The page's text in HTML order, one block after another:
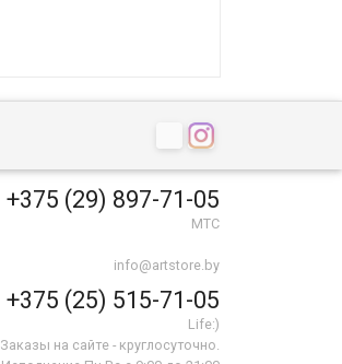
+375 (29) 897-71-05
МТС
info@artstore.by
+375 (25) 515-71-05
Life:)
Заказы на сайте - круглосуточно.